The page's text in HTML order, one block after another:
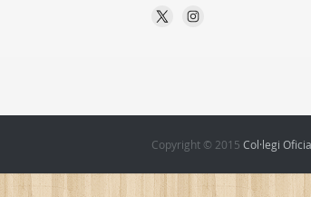
Copyright © 2015 Col·legi